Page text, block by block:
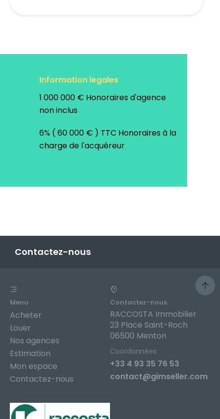
Information legales
1 000 000 € Honoraires d'agence
non inclus
6% ( 60 000 € ) TTC Honoraires à la
charge de l'acquéreur
Contactez-nous
Menu
Acheter
Louer
Nos agences
Estimation
Mon espace
Contactez-nous
Contactez-nous
RACCOSTA Immobilier
23 Place Saint-Roch
06500 Menton
Coordonnées
+33 4 93 35 76 53
contact@gimseller.com